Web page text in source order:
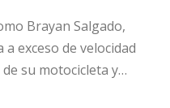
Brayan Salgado,
exceso de velocidad
su motocicleta y…